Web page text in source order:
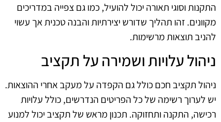
התקנות וסוגי תאורה יכול להועיל, כמו גם צפייה במדריכים
מקוונים. זהו תהליך שדורש יצירתיות והבנה טכנית אך עשוי
להניב תוצאות מרשימות.
ניהול עלויות ושמירה על תקציב
ניהול תקציב חכם כולל גם הקפדה על מעקב אחרי ההוצאות.
יש לערוך רשימה של כל הפריטים הנדרשים, כולל עלויות
רכישה, התקנה ותחזוקה. תכנון מראש של תקציב יכול למנוע